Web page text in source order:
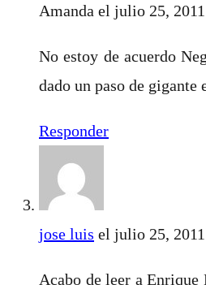
Amanda el julio 25,
No estoy de acuerdo
dado un paso de gigante
Responder
jose luis el julio 25,
Acabo de leer a